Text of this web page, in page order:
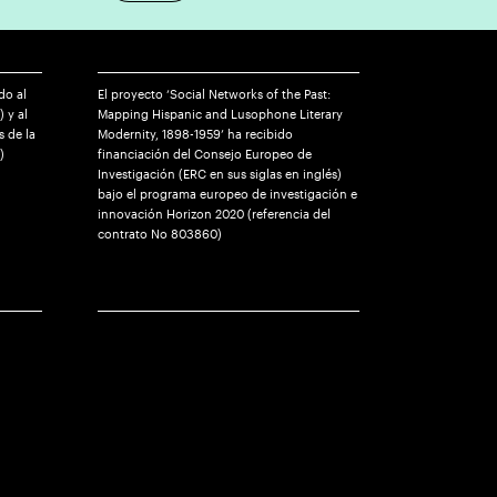
al
y al
de la
El proyecto ‘Social Networks of the Past:
Mapping Hispanic and Lusophone Literary
Modernity, 1898-1959’ ha recibido
financiación del Consejo Europeo de
Investigación (ERC en sus siglas en inglés)
bajo el programa europeo de investigación e
innovación Horizon 2020 (referencia del
contrato No 803860)